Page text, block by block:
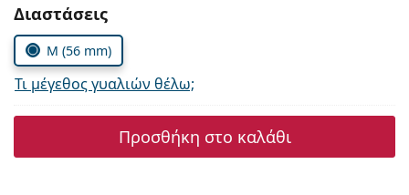
Συμπληρώστε τις παράμετρους
Διαστάσεις
M (56 mm)
Τι μέγεθος γυαλιών θέλω;
Προσθήκη στο καλάθι